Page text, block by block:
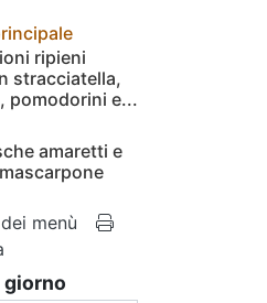
ripieni
stracciatella,
pomodorini e...
amaretti e
menù
giorno